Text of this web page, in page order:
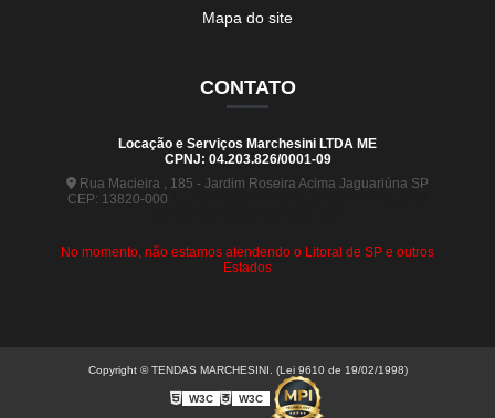
Mapa do site
CONTATO
Locação e Serviços Marchesini LTDA ME
CPNJ: 04.203.826/0001-09
Rua Macieira , 185 - Jardim Roseira Acima Jaguariúna SP
CEP: 13820-000
No momento, não estamos atendendo o Litoral de SP e outros
Estados
Copyright © TENDAS MARCHESINI. (Lei 9610 de 19/02/1998)
W3C W3C